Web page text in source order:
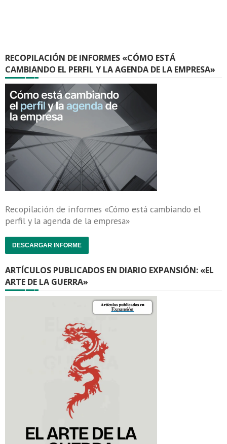
RECOPILACIÓN DE INFORMES «CÓMO ESTÁ
CAMBIANDO EL PERFIL Y LA AGENDA DE LA EMPRESA»
Recopilación de informes «Cómo está cambiando el
perfil y la agenda de la empresa»
DESCARGAR INFORME
ARTÍCULOS PUBLICADOS EN DIARIO EXPANSIÓN: «EL
ARTE DE LA GUERRA»